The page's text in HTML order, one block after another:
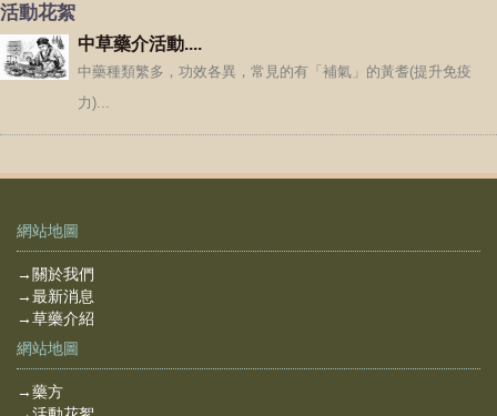
活動花絮
中草藥介活動....
中藥種類繁多，功效各異，常見的有「補氣」的黃耆(提升免疫
力)...
網站地圖
→關於我們
→最新消息
→草藥介紹
網站地圖
→藥方